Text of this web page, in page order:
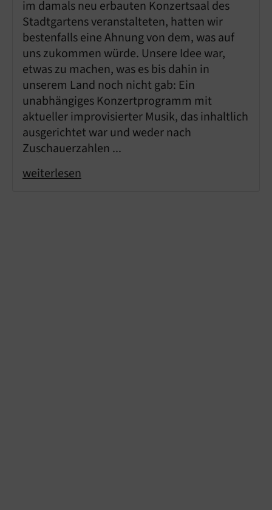
im damals neu erbauten Konzertsaal des
Stadtgartens veranstalteten, hatten wir
bestenfalls eine Ahnung von dem, was auf
uns zukommen würde. Unsere Idee war,
etwas zu machen, was es bis dahin in
unserem Land noch nicht gab: Ein
unabhängiges Konzertprogramm mit
aktueller improvisierter Musik, das inhaltlich
ausgerichtet war und weder nach
Zuschauerzahlen ...
weiterlesen